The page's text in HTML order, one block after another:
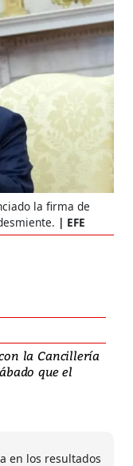
la firma de
EFE
la Cancillería
que el
en los resultados